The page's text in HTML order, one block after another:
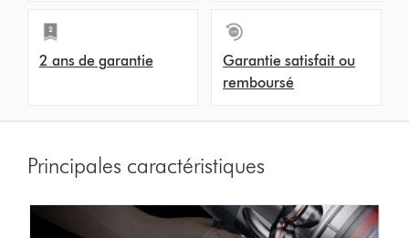
2 ans de garantie
Garantie satisfait ou
remboursé
Principales caractéristiques